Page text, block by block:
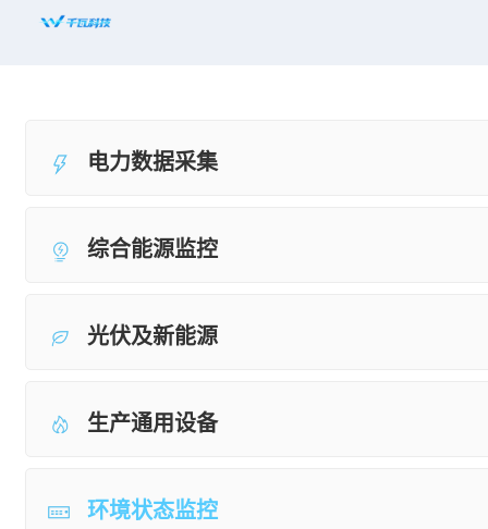
新闻资讯
知名案例
关于千瓦
电力数据采集
综合能源监控
光伏及新能源
生产通用设备
环境状态监控